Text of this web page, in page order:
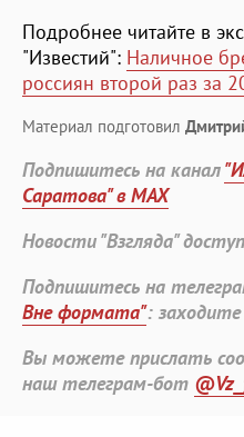
Подробнее читайте в
"Известий": Наличное
россиян второй раз за
Материал подготовил
Подпишитесь на канал
Саратова" в MAX
Новости "Взгляда"
Подпишитесь на
Вне формата":
Вы можете прислать
наш телеграм-бот